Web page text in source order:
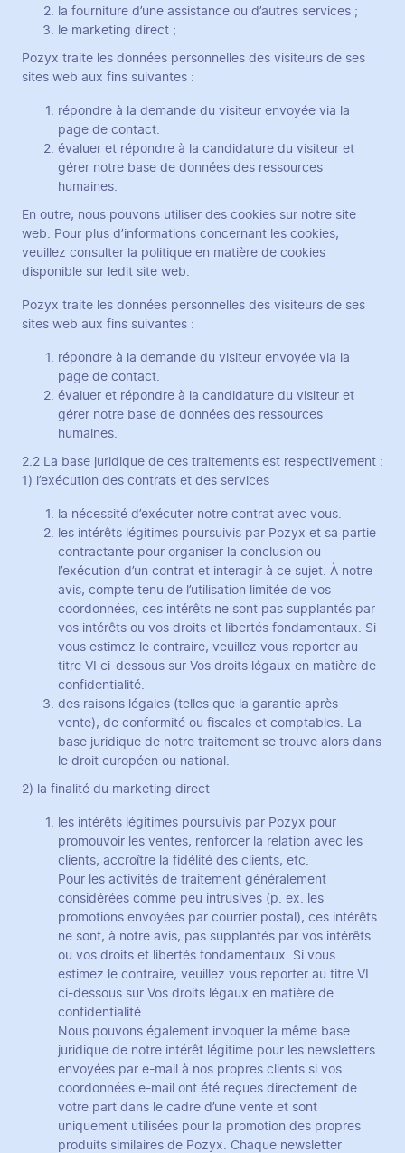
la fourniture d’une assistance ou d’autres services ;
le marketing direct ;
Pozyx traite les données personnelles des visiteurs de ses
sites web aux fins suivantes :
répondre à la demande du visiteur envoyée via la
page de contact.
évaluer et répondre à la candidature du visiteur et
gérer notre base de données des ressources
humaines.
En outre, nous pouvons utiliser des cookies sur notre site
web. Pour plus d’informations concernant les cookies,
veuillez consulter la politique en matière de cookies
disponible sur ledit site web.
Pozyx traite les données personnelles des visiteurs de ses
sites web aux fins suivantes :
répondre à la demande du visiteur envoyée via la
page de contact.
évaluer et répondre à la candidature du visiteur et
gérer notre base de données des ressources
humaines.
2.2 La base juridique de ces traitements est respectivement :
1) l’exécution des contrats et des services
la nécessité d’exécuter notre contrat avec vous.
les intérêts légitimes poursuivis par Pozyx et sa partie
contractante pour organiser la conclusion ou
l’exécution d’un contrat et interagir à ce sujet. À notre
avis, compte tenu de l’utilisation limitée de vos
coordonnées, ces intérêts ne sont pas supplantés par
vos intérêts ou vos droits et libertés fondamentaux. Si
vous estimez le contraire, veuillez vous reporter au
titre VI ci-dessous sur Vos droits légaux en matière de
confidentialité.
des raisons légales (telles que la garantie après-
vente), de conformité ou fiscales et comptables. La
base juridique de notre traitement se trouve alors dans
le droit européen ou national.
2) la finalité du marketing direct
les intérêts légitimes poursuivis par Pozyx pour
promouvoir les ventes, renforcer la relation avec les
clients, accroître la fidélité des clients, etc.
Pour les activités de traitement généralement
considérées comme peu intrusives (p. ex. les
promotions envoyées par courrier postal), ces intérêts
ne sont, à notre avis, pas supplantés par vos intérêts
ou vos droits et libertés fondamentaux. Si vous
estimez le contraire, veuillez vous reporter au titre VI
ci-dessous sur Vos droits légaux en matière de
confidentialité.
Nous pouvons également invoquer la même base
juridique de notre intérêt légitime pour les newsletters
envoyées par e-mail à nos propres clients si vos
coordonnées e-mail ont été reçues directement de
votre part dans le cadre d’une vente et sont
uniquement utilisées pour la promotion des propres
produits similaires de Pozyx. Chaque newsletter